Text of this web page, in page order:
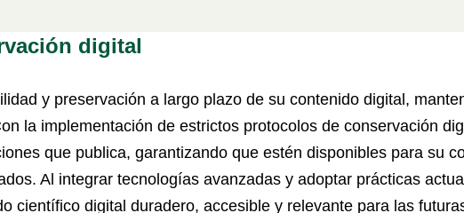
digital
y preservación a largo plazo de su contenido digital,
la implementación de estrictos protocolos de conservación
que publica, garantizando que estén disponibles para su
Al integrar tecnologías avanzadas y adoptar prácticas
científico digital duradero, accesible y relevante para las